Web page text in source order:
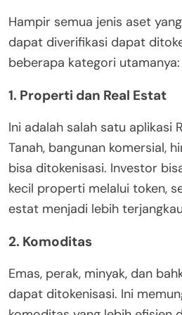
Hampir semua jenis aset
dapat diverifikasi dapat
beberapa kategori utamanya:
1. Properti dan Real Estat
Ini adalah salah satu aplikasi
Tanah, bangunan komersial,
bisa ditokenisasi. Investor
kecil properti melalui token,
estat menjadi lebih
2. Komoditas
Emas, perak, minyak, dan
dapat ditokenisasi. Ini